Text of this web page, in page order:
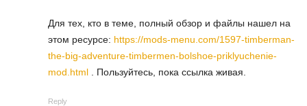
Для тех, кто в теме, полный обзор и файлы нашел на
этом ресурсе: https://mods-menu.com/1597-timberman-
the-big-adventure-timbermen-bolshoe-priklyuchenie-
mod.html . Пользуйтесь, пока ссылка живая.
Reply